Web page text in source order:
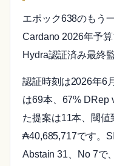
エポック638のもう
Cardano 2026年予
Hydra認証済み最終
認証時刻は2026年6
は69本、67% DRep
た提案は11本、閾値
₳40,685,717です。
Abstain 31、No 7で